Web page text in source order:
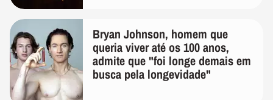
Bryan Johnson, homem que
queria viver até os 100 anos,
admite que "foi longe demais em
busca pela longevidade"